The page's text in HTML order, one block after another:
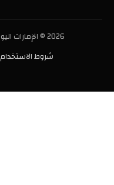
2026 © الإمارات اليوم. جميع حقوق النشر محفوظة.
شروط الاستخدام